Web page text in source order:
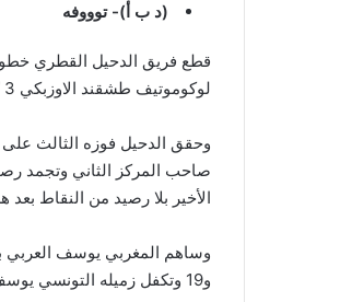
(د ب أ)- توووفه
قطع فريق الدحيل القطري
لوكوموتيف طشقند الاوزبكي 3 / 2 اليوم الثلاثاء في الجولة الثالثة من مباريات المجموعة الثانية.
وحقق الدحيل فوزه الثالث على
صاحب المركز الثاني وتجمد
الأخير بلا رصيد من النقاط
وساهم المغربي يوسف العربي
و19 وتكفل زميله التونسي يوسف المساكني بتسجيل الهدف الثالث في الدقيقة 25.